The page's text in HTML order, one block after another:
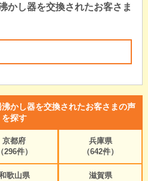
かし器を交換されたお客さま
かし器を交換されたお客さまの声
を探す
京都府
（296件）
兵庫県
（642件）
歌山県
滋賀県